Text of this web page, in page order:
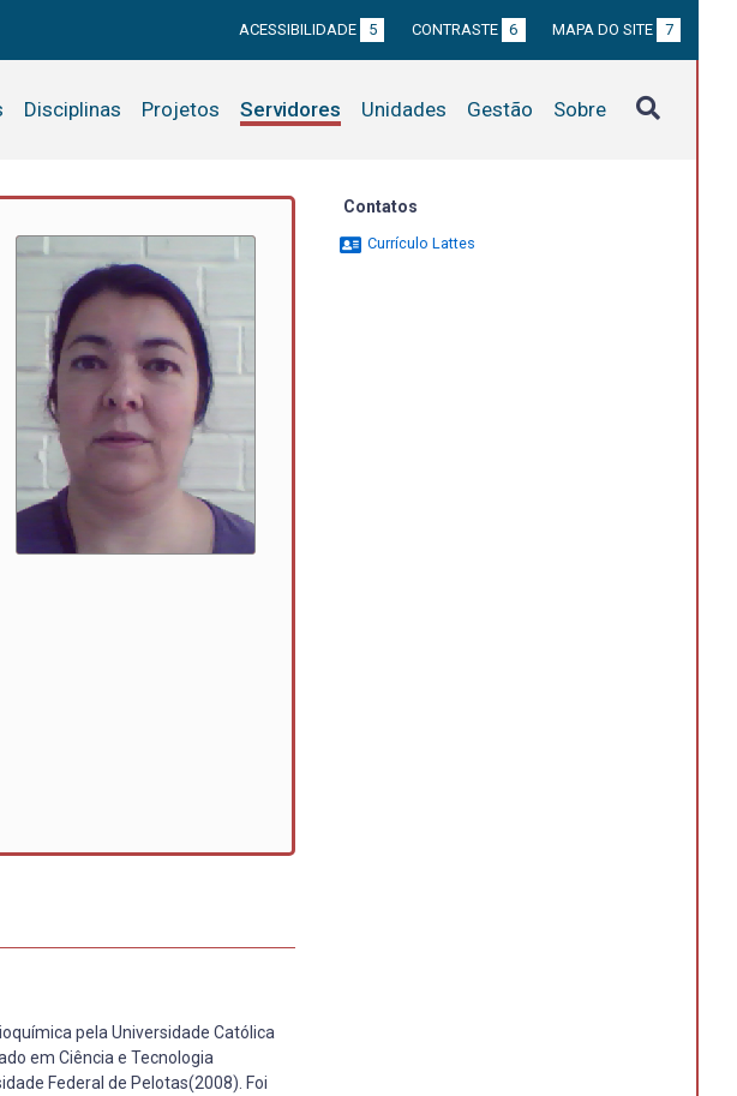
ACESSIBILIDADE 5 CONTRASTE 6 MAPA DO SITE 7
Disciplinas Projetos Servidores Unidades Gestão Sobre
pela Universidade Católica
em Ciência e Tecnologia
Federal de Pelotas(2008). Foi
Contatos
Currículo Lattes